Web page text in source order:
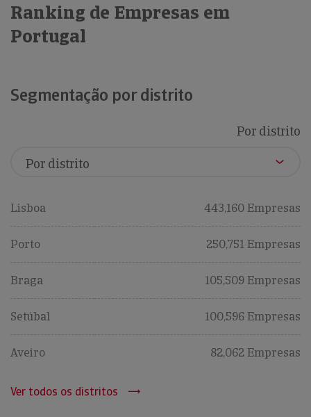
Ranking de Empresas em
Portugal
Segmentação por distrito
Por distrito
Lisboa 443,160 Empresas
Porto 250,751 Empresas
Braga 105,509 Empresas
Setúbal 100,596 Empresas
Aveiro 82,062 Empresas
Ver todos os distritos